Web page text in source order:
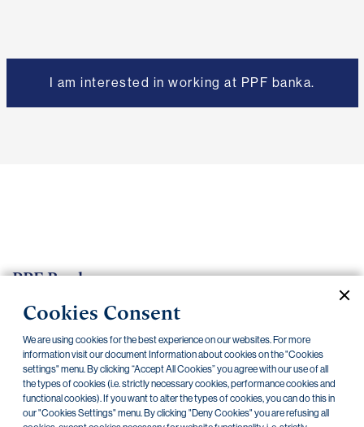
Cookies Consent
We are using cookies for the best experience on our websites. For more
information visit our document Information about cookies on the "Cookies
settings" menu. By clicking “Accept All Cookies” you agree with our use of all
the types of cookies (i.e. strictly necessary cookies, performance cookies and
functional cookies). If you want to alter the types of cookies, you can do this in
our "Cookies Settings" menu. By clicking "Deny Cookies" you are refusing all
I am interested in working at PPF banka.
PPF Banka
160 41 Praha 6
Česká republika
Show address on map